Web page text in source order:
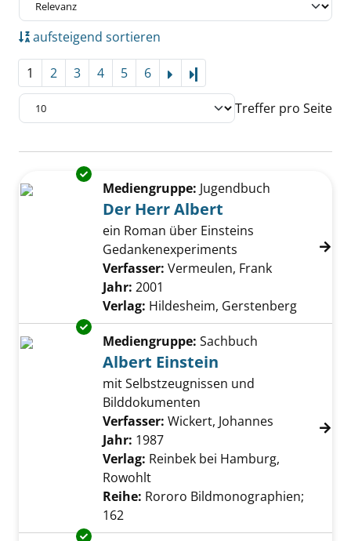
aufsteigend sortieren
1 2 3 4 5 6
Treffer pro Seite
Suchergebnis
Zu den Suchfiltern springen
Exemplar-Details von Der Herr Albert
Mediengruppe: Jugendbuch
Der Herr Albert
ein Roman über Einsteins
Gedankenexperiments
Verfasser: Vermeulen, Frank
Jahr: 2001
Verlag: Hildesheim, Gerstenberg
Exemplar-Details von Albert Einstein
Mediengruppe: Sachbuch
Albert Einstein
mit Selbstzeugnissen und
Bilddokumenten
Verfasser: Wickert, Johannes Suche
Jahr: 1987
Verlag: Reinbek bei Hamburg,
Rowohlt
Reihe: Rororo Bildmonographien;
162
Exemplar-Details von Mein Weltbild anzeigen